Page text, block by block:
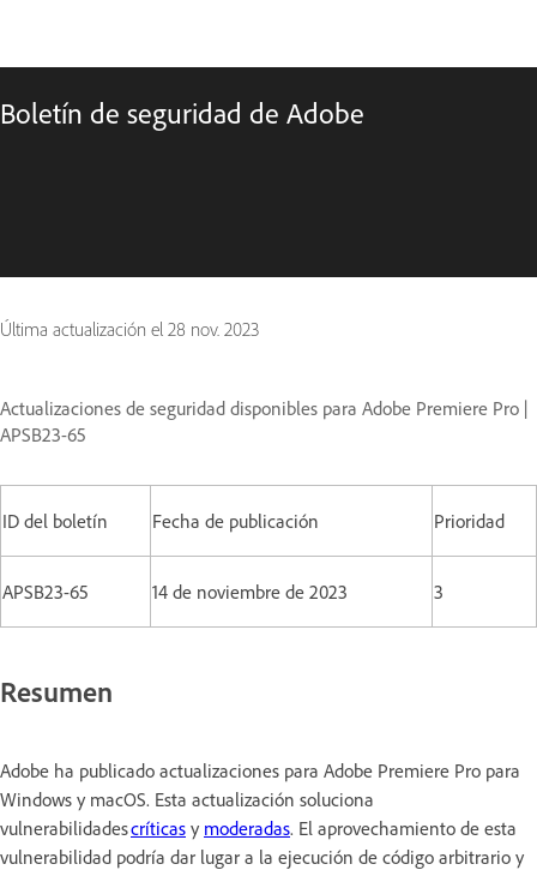
Boletín de seguridad de Adobe
Última actualización el 28 nov. 2023
Actualizaciones de seguridad disponibles para Adobe Premiere Pro |
APSB23-65
ID del boletín Fecha de publicación Prioridad
APSB23-65 14 de noviembre de 2023 3
Resumen
Adobe ha publicado actualizaciones para Adobe Premiere Pro para
Windows y macOS. Esta actualización soluciona
vulnerabilidadescríticas y moderadas. El aprovechamiento de esta
vulnerabilidad podría dar lugar a la ejecución de código arbitrario y